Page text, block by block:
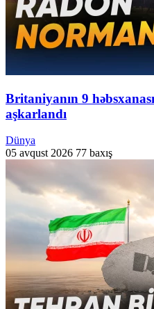
Britaniyanın 9
aşkarlandı
Dünya
05 avqust 2026 77 baxış